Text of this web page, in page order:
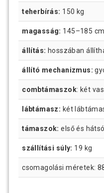
teherbírás: 150 kg
magasság: 145–185 cm
állítás: hosszában
állító mechanizmus:
combtámaszok: két
lábtámasz: két
támaszok: első és
szállítási súly: 19 kg
csomagolási méretek: